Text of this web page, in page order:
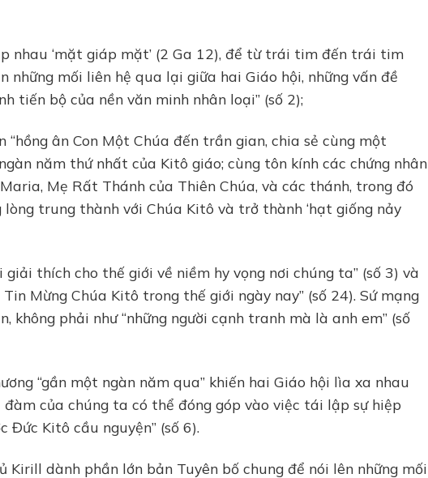
nhau ‘mặt giáp mặt’ (2 Ga 12), để từ trái tim đến trái tim
những mối liên hệ qua lại giữa hai Giáo hội, những vấn đề
tiến bộ của nền văn minh nhân loại” (số 2);
“hồng ân Con Một Chúa đến trần gian, chia sẻ cùng một
năm thứ nhất của Kitô giáo; cùng tôn kính các chứng nhân
Mẹ Rất Thánh của Thiên Chúa, và các thánh, trong đó
trung thành với Chúa Kitô và trở thành ‘hạt giống nảy
thích cho thế giới về niềm hy vọng nơi chúng ta” (số 3) và
Mừng Chúa Kitô trong thế giới ngày nay” (số 24). Sứ mạng
không phải như “những người cạnh tranh mà là anh em” (số
“gần một ngàn năm qua” khiến hai Giáo hội lìa xa nhau
đàm của chúng ta có thể đóng góp vào việc tái lập sự hiệp
Đức Kitô cầu nguyện” (số 6).
Kirill dành phần lớn bản Tuyên bố chung để nói lên những mối